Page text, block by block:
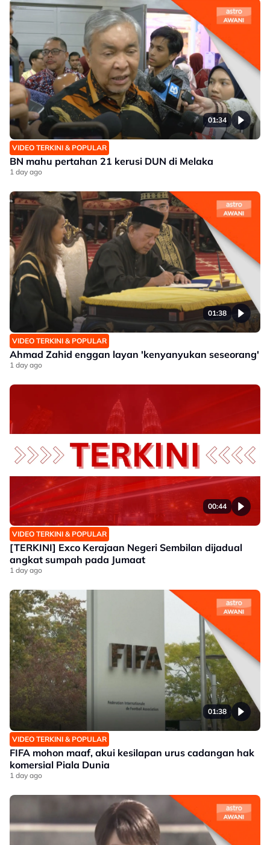
01:34
VIDEO TERKINI & POPULAR
BN mahu pertahan 21 kerusi DUN di Melaka
1 day ago
01:38
VIDEO TERKINI & POPULAR
Ahmad Zahid enggan layan 'kenyanyukan seseorang'
1 day ago
00:44
VIDEO TERKINI & POPULAR
[TERKINI] Exco Kerajaan Negeri Sembilan dijadual
angkat sumpah pada Jumaat
1 day ago
01:38
VIDEO TERKINI & POPULAR
FIFA mohon maaf, akui kesilapan urus cadangan hak
komersial Piala Dunia
1 day ago